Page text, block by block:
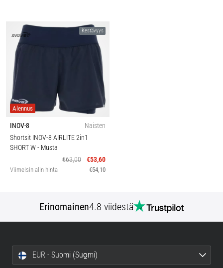
Kestävyys
Alennus
INOV-8
Naisten
Shortsit INOV-8 AIRLITE 2in1
SHORT W- Musta
€63,00
€53,60
Viimeisin alin hinta €54,10
Erinomainen4.8 viidestä
EUR - Suomi (Suo̯mi)